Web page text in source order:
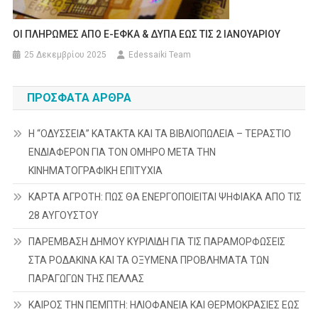
ΟΙ ΠΛΗΡΩΜΕΣ ΑΠΟ E-ΕΦΚΑ & ΔΥΠΑ ΕΩΣ ΤΙΣ 2 ΙΑΝΟΥΑΡΙΟΥ
25 Δεκεμβρίου 2025 Edessaiki Team
ΠΡΌΣΦΑΤΑ ΆΡΘΡΑ
Η “ΟΔΥΣΣΕΙΑ” ΚΑΤΑΚΤΑ ΚΑΙ ΤΑ ΒΙΒΛΙΟΠΩΛΕΙΑ – ΤΕΡΑΣΤΙΟ
ΕΝΔΙΑΦΕΡΟΝ ΓΙΑ ΤΟΝ ΟΜΗΡΟ ΜΕΤΑ ΤΗΝ
ΚΙΝΗΜΑΤΟΓΡΑΦΙΚΗ ΕΠΙΤΥΧΙΑ
ΚΑΡΤΑ ΑΓΡΟΤΗ: ΠΩΣ ΘΑ ΕΝΕΡΓΟΠΟΙΕΙΤΑΙ ΨΗΦΙΑΚΑ ΑΠΟ ΤΙΣ
28 ΑΥΓΟΥΣΤΟΥ
ΠΑΡΕΜΒΑΣΗ ΔΗΜΟΥ ΚΥΡΙΛΙΔΗ ΓΙΑ ΤΙΣ ΠΑΡΑΜΟΡΦΩΣΕΙΣ
ΣΤΑ ΡΟΔΑΚΙΝΑ ΚΑΙ ΤΑ ΟΞΥΜΕΝΑ ΠΡΟΒΛΗΜΑΤΑ ΤΩΝ
ΠΑΡΑΓΩΓΩΝ ΤΗΣ ΠΕΛΛΑΣ
ΚΑΙΡΟΣ ΤΗΝ ΠΕΜΠΤΗ: ΗΛΙΟΦΑΝΕΙΑ ΚΑΙ ΘΕΡΜΟΚΡΑΣΙΕΣ ΕΩΣ